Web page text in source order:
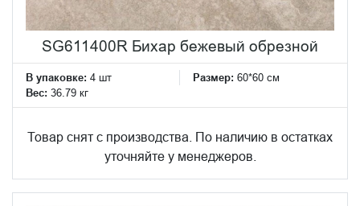
SG611400R Бихар бежевый обрезной
В упаковке: 4 шт Размер: 60*60 см
Вес: 36.79 кг
Товар снят с производства. По наличию в остатках
уточняйте у менеджеров.